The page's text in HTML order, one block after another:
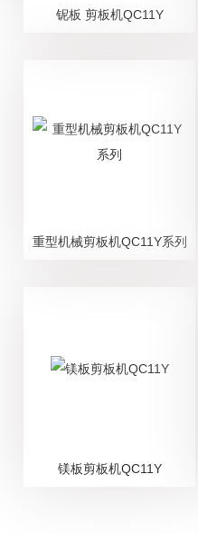
铌板 剪板机QC11Y
重型机械剪板机QC11Y系列
镁板剪板机QC11Y